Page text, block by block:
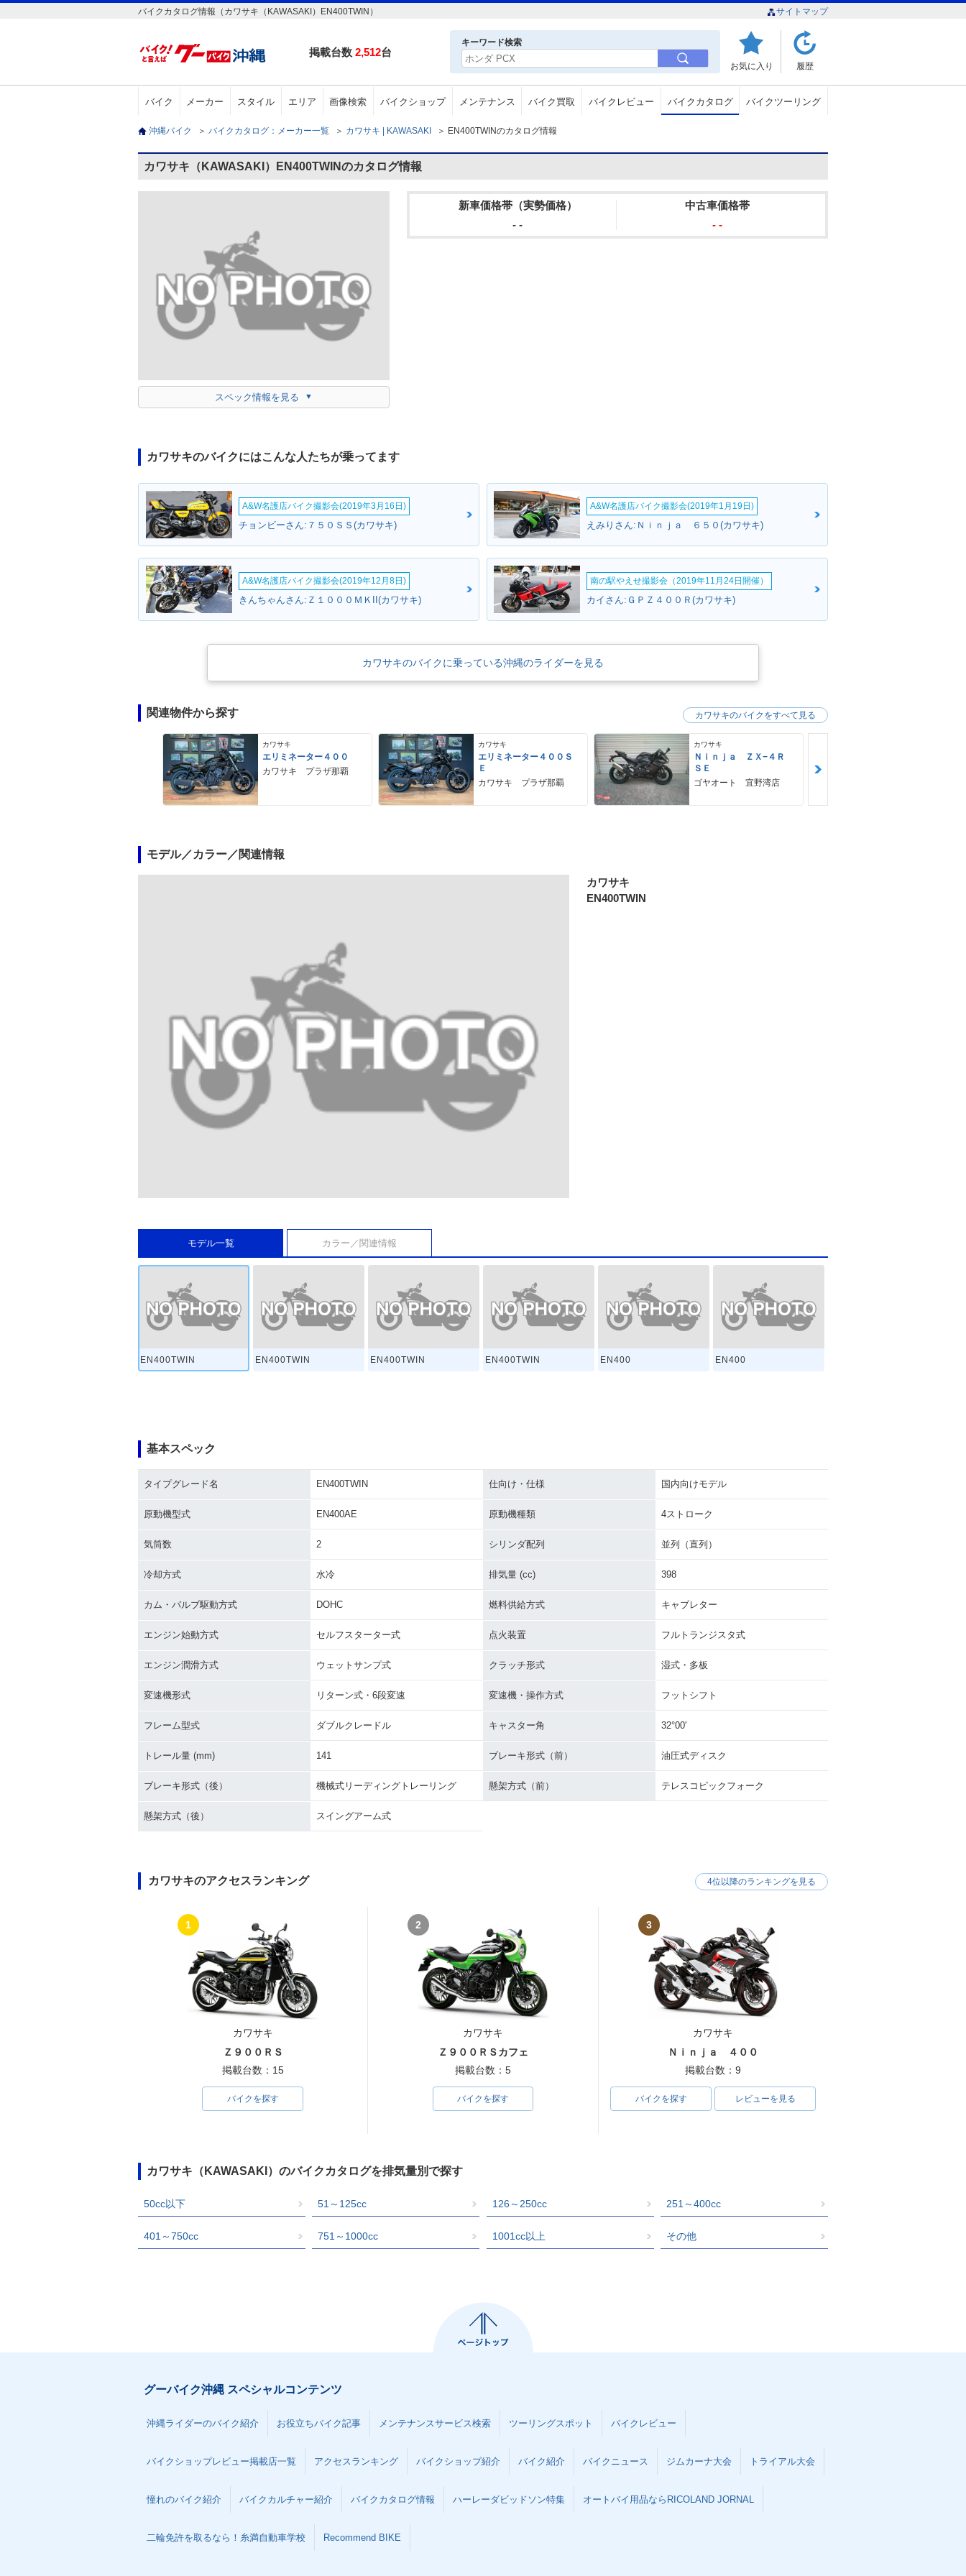
バイクカタログ情報（カワサキ（KAWASAKI）EN400TWIN） サイトマップ
掲載台数 2,512台
キーワード検索
お気に入り 履歴
バイク メーカー スタイル エリア 画像検索 バイクショップ メンテナンス バイク買取 バイクレビュー バイクカタログ バイクツーリング
沖縄バイク ＞ バイクカタログ：メーカー一覧 ＞ カワサキ | KAWASAKI ＞ EN400TWINのカタログ情報
カワサキ（KAWASAKI）EN400TWINのカタログ情報
スペック情報を見る
新車価格帯（実勢価格）
- -
中古車価格帯
- -
カワサキのバイクにはこんな人たちが乗ってます
A&W名護店バイク撮影会(2019年3月16日)
チョンビーさん:７５０ＳＳ(カワサキ)
A&W名護店バイク撮影会(2019年1月19日)
えみりさん:Ｎｉｎｊａ ６５０(カワサキ)
A&W名護店バイク撮影会(2019年12月8日)
きんちゃんさん:Ｚ１０００ＭＫII(カワサキ)
南の駅やえせ撮影会（2019年11月24日開催）
カイさん:ＧＰＺ４００Ｒ(カワサキ)
カワサキのバイクに乗っている沖縄のライダーを見る
関連物件から探す
カワサキ
エリミネーター４００
カワサキ プラザ那覇
カワサキ
エリミネーター４００Ｓ
Ｅ
カワサキ プラザ那覇
カワサキ
Ｎｉｎｊａ ＺＸ−４Ｒ
ＳＥ
ゴヤオート 宜野湾店
カワサキのバイクをすべて見る
モデル／カラー／関連情報
カワサキ
EN400TWIN
モデル一覧 カラー／関連情報
EN400TWIN EN400TWIN EN400TWIN EN400TWIN EN400 EN400
基本スペック
タイプグレード名 EN400TWIN 仕向け・仕様 国内向けモデル
原動機型式 EN400AE 原動機種類 4ストローク
気筒数 2 シリンダ配列 並列（直列）
冷却方式 水冷 排気量 (cc) 398
カム・バルブ駆動方式 DOHC 燃料供給方式 キャブレター
エンジン始動方式 セルフスターター式 点火装置 フルトランジスタ式
エンジン潤滑方式 ウェットサンプ式 クラッチ形式 湿式・多板
変速機形式 リターン式・6段変速 変速機・操作方式 フットシフト
フレーム型式 ダブルクレードル キャスター角 32°00'
トレール量 (mm) 141 ブレーキ形式（前） 油圧式ディスク
ブレーキ形式（後） 機械式リーディングトレーリング 懸架方式（前） テレスコピックフォーク
懸架方式（後） スイングアーム式
カワサキのアクセスランキング
1
カワサキ
Ｚ９００ＲＳ
掲載台数：15
バイクを探す
2
カワサキ
Ｚ９００ＲＳカフェ
掲載台数：5
バイクを探す
3
カワサキ
Ｎｉｎｊａ ４００
掲載台数：9
バイクを探す レビューを見る
4位以降のランキングを見る
カワサキ（KAWASAKI）のバイクカタログを排気量別で探す
50cc以下 51～125cc 126～250cc 251～400cc
401～750cc 751～1000cc 1001cc以上 その他
グーバイク沖縄 スペシャルコンテンツ
沖縄ライダーのバイク紹介 お役立ちバイク記事 メンテナンスサービス検索 ツーリングスポット バイクレビュー
バイクショップレビュー掲載店一覧 アクセスランキング バイクショップ紹介 バイク紹介 バイクニュース ジムカーナ大会 トライアル大会
憧れのバイク紹介 バイクカルチャー紹介 バイクカタログ情報 ハーレーダビッドソン特集 オートバイ用品ならRICOLAND JORNAL
二輪免許を取るなら！糸満自動車学校 Recommend BIKE